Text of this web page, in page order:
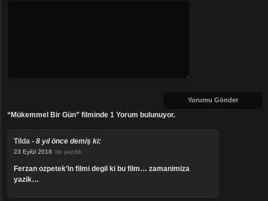
“Mükemmel Bir Gün” filminde 1 Yorum bulunuyor.
Tilda - 8 yıl önce demiş ki:
23 Eylül 2018 'de yazıldı.
ferzan ozpetek’in filmi degil ki bu film… zamanimiza
yazik…